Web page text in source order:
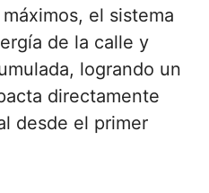
el sistema
de la calle y
logrando un
directamente
desde el primer